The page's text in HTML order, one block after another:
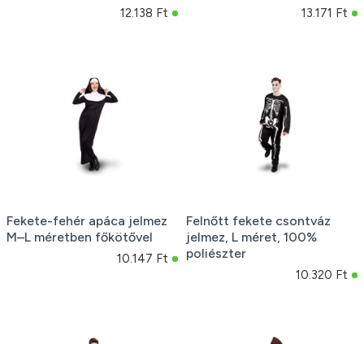
12.138 Ft 13.171 Ft
Fekete-fehér apáca jelmez
M–L méretben főkötővel
10.147 Ft
Felnőtt fekete csontváz
jelmez, L méret, 100%
poliészter
10.320 Ft